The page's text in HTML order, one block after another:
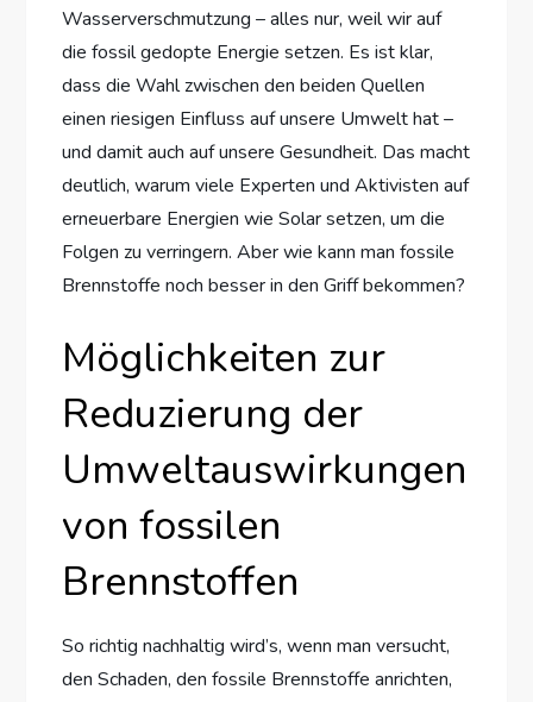
Wasserverschmutzung – alles nur, weil wir auf
die fossil gedopte Energie setzen. Es ist klar,
dass die Wahl zwischen den beiden Quellen
einen riesigen Einfluss auf unsere Umwelt hat –
und damit auch auf unsere Gesundheit. Das macht
deutlich, warum viele Experten und Aktivisten auf
erneuerbare Energien wie Solar setzen, um die
Folgen zu verringern. Aber wie kann man fossile
Brennstoffe noch besser in den Griff bekommen?
Möglichkeiten zur
Reduzierung der
Umweltauswirkungen
von fossilen
Brennstoffen
So richtig nachhaltig wird’s, wenn man versucht,
den Schaden, den fossile Brennstoffe anrichten,